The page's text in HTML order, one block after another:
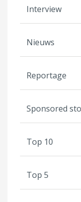
Interview
Nieuws
Reportage
Sponsored
Top 10
Top 5